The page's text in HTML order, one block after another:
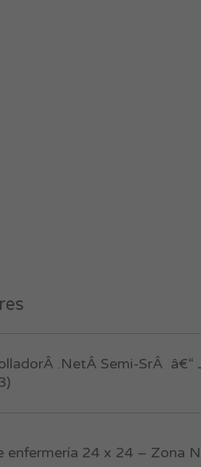
.NetÂ Semi-SrÂ â€“
enfermería 24 x 24 – Zona